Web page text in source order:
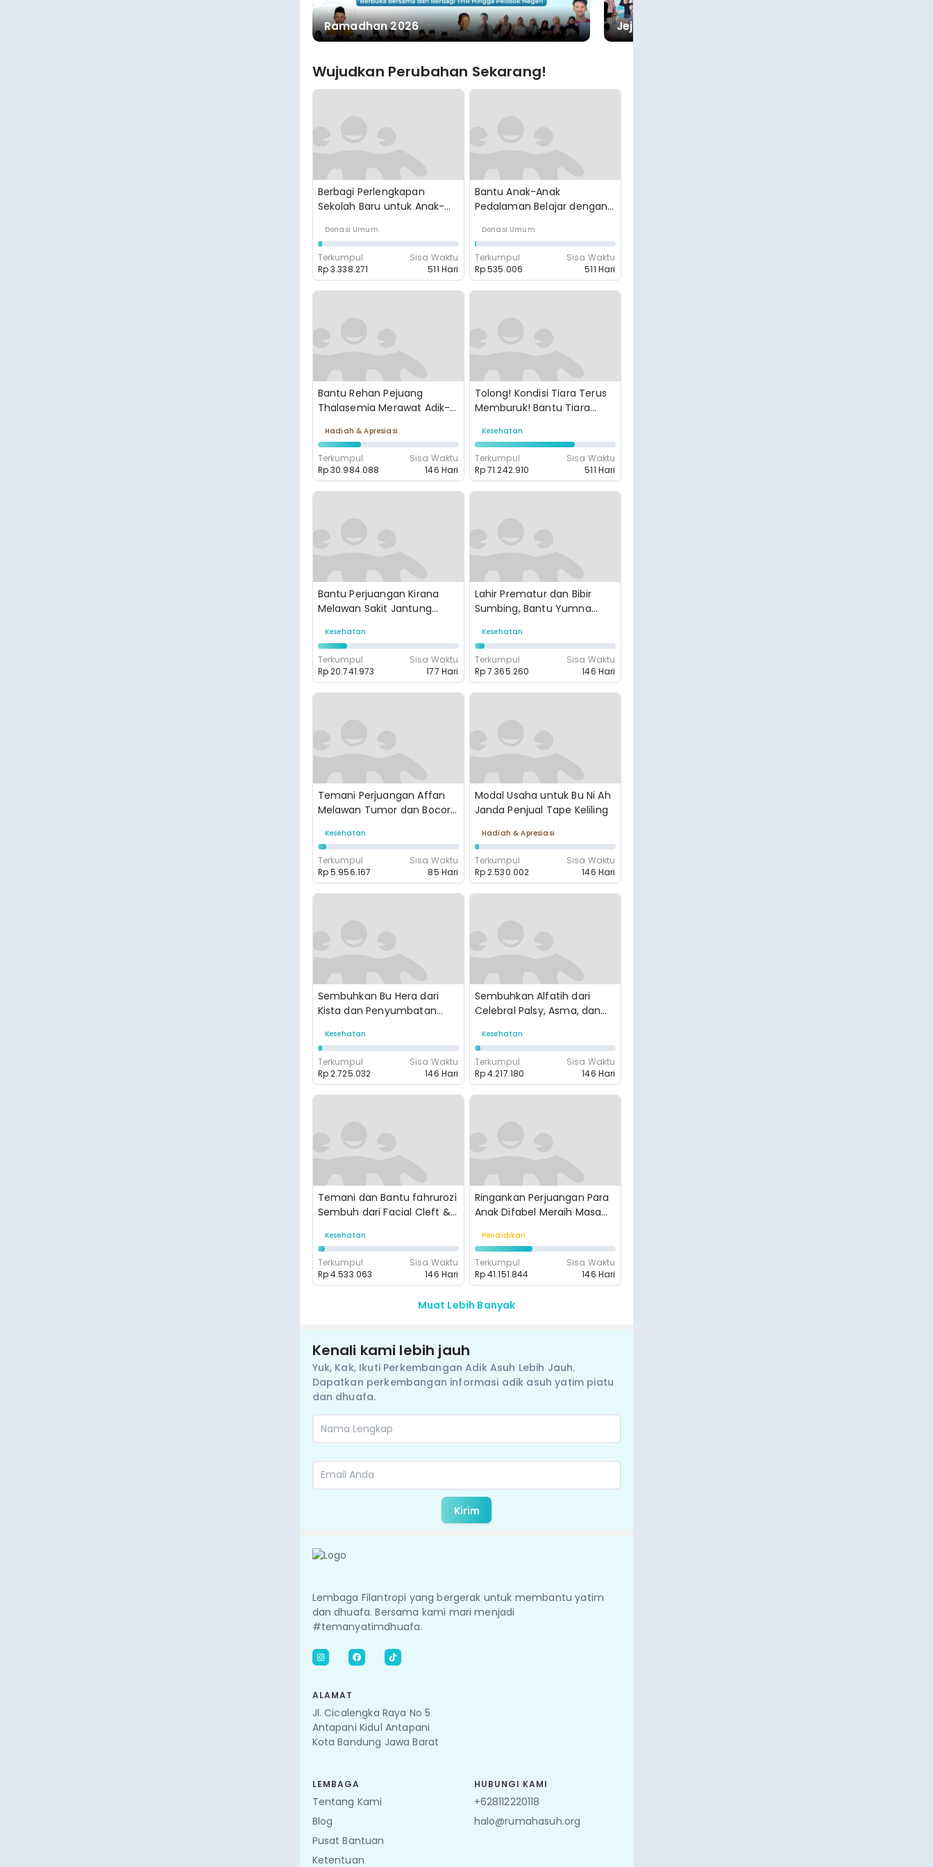
Ramadhan 2026 Jejak Kebaikan 2025
Wujudkan Perubahan Sekarang!
Berbagi Perlengkapan
Sekolah Baru untuk Anak-
Indonesia
Donasi Umum
Terkumpul
Rp 3.338.271
Sisa Waktu
511 Hari
Bantu Anak-Anak
Pedalaman Belajar dengan
Donasi Umum
Terkumpul
Rp 535.006
Sisa Waktu
511 Hari
Bantu Rehan Pejuang
Thalasemia Merawat Adik-
Hadiah & Apresiasi
Terkumpul
Rp 30.984.088
Sisa Waktu
146 Hari
Tolong! Kondisi Tiara Terus
Memburuk! Bantu Tiara
Kesehatan
Terkumpul
Rp 71.242.910
Sisa Waktu
511 Hari
Bantu Perjuangan Kirana
Melawan Sakit Jantung
Kesehatan
Terkumpul
Rp 20.741.973
Sisa Waktu
177 Hari
Lahir Prematur dan Bibir
Sumbing, Bantu Yumna
Kesehatan
Terkumpul
Rp 7.365.260
Sisa Waktu
146 Hari
Temani Perjuangan Affan
Melawan Tumor dan Bocor
Kesehatan
Terkumpul
Rp 5.956.167
Sisa Waktu
85 Hari
Modal Usaha untuk Bu Ni Ah
Janda Penjual Tape Keliling
Hadiah & Apresiasi
Terkumpul
Rp 2.530.002
Sisa Waktu
146 Hari
Sembuhkan Bu Hera dari
Kista dan Penyumbatan
Kesehatan
Terkumpul
Rp 2.725.032
Sisa Waktu
146 Hari
Sembuhkan Alfatih dari
Celebral Palsy, Asma, dan
Kesehatan
Terkumpul
Rp 4.217.180
Sisa Waktu
146 Hari
Temani dan Bantu fahrurozi
Sembuh dari Facial Cleft &
Kesehatan
Terkumpul
Rp 4.533.063
Sisa Waktu
146 Hari
Ringankan Perjuangan Para
Anak Difabel Meraih Masa
Pendidikan
Terkumpul
Rp 41.151.844
Sisa Waktu
146 Hari
Muat Lebih Banyak
Kenali kami lebih jauh
Yuk, Kak, Ikuti Perkembangan Adik Asuh Lebih Jauh.
Dapatkan perkembangan informasi adik asuh yatim piatu
dan dhuafa.
Kirim
Lembaga Filantropi yang bergerak untuk membantu yatim
dan dhuafa. Bersama kami mari menjadi
#temanyatimdhuafa.
ALAMAT
Jl. Cicalengka Raya No 5
Antapani Kidul Antapani
Kota Bandung Jawa Barat
LEMBAGA
Tentang Kami
Blog
Pusat Bantuan
Ketentuan
HUBUNGI KAMI
+628112220118
halo@rumahasuh.org